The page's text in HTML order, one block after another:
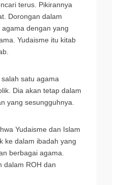
terus. Pikirannya
Dorongan dalam
dengan yang
Yudaisme itu kitab
satu agama
Dia akan tetap dalam
yang sesungguhnya.
Yudaisme dan Islam
ke dalam ibadah yang
berbagai agama.
dalam ROH dan